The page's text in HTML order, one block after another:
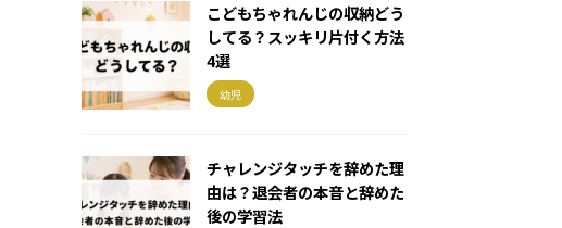
こどもちゃれんじの収納どう
してる？スッキリ片付く方法
4選
幼児
チャレンジタッチを辞めた理
由は？退会者の本音と辞めた
後の学習法